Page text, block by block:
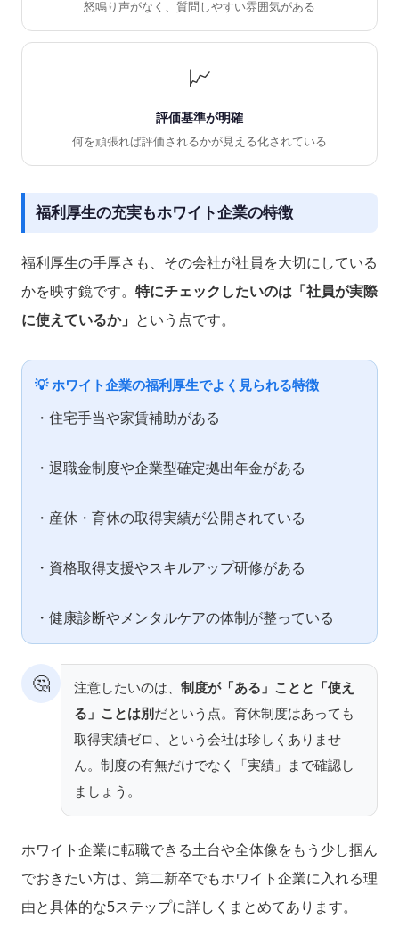
怒鳴り声がなく、質問しやすい雰囲気がある
📈
評価基準が明確
何を頑張れば評価されるかが見える化されている
福利厚生の充実もホワイト企業の特徴
福利厚生の手厚さも、その会社が社員を大切にしている
かを映す鏡です。 特にチェックしたいのは「社員が実際
に使えているか」
という点です。
💡 ホワイト企業の福利厚生でよく見られる特徴
・住宅手当や家賃補助がある
・退職金制度や企業型確定拠出年金がある
・産休・育休の取得実績が公開されている
・資格取得支援やスキルアップ研修がある
・健康診断やメンタルケアの体制が整っている
🤔 注意したいのは、 制度が「ある」ことと「使え
る」ことは別 だという点。育休制度はあっても
取得実績ゼロ、という会社は珍しくありませ
ん。制度の有無だけでなく「実績」まで確認し
ましょう。
ホワイト企業に転職できる土台や全体像をもう少し掴ん
でおきたい方は、第二新卒でもホワイト企業に入れる理
由と具体的な5ステップに詳しくまとめてあります。